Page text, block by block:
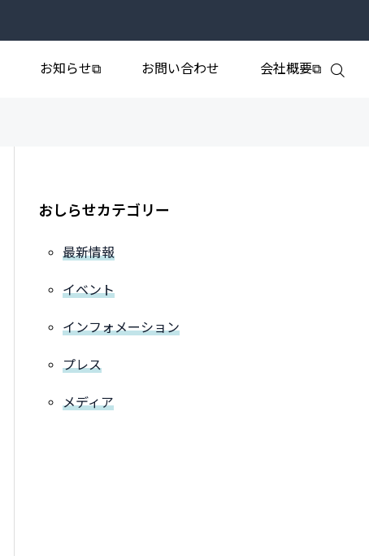
お知らせ⧉ お問い合わせ 会社概要⧉
おしらせカテゴリー
最新情報
イベント
インフォメーション
プレス
メディア